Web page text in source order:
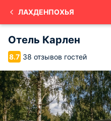
ЛАХДЕНПОХЬЯ
Отель Карлен
8.7 38 отзывов гостей